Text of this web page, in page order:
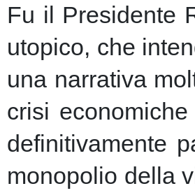
Fu il Presidente
utopico, che
una narrativa
crisi
definitivamente
monopolio della